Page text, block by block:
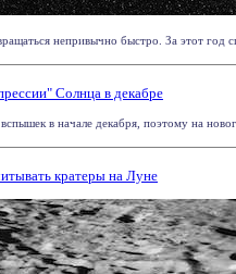
непривычно быстро. За этот год
Солнца в декабре
в начале декабря, поэтому на
кратеры на Луне